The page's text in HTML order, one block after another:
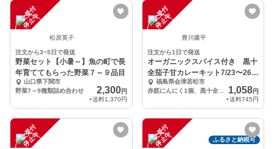
注
文
受
付
停
止
中
松原英子
注文から3~5日で発送
野菜セット【小暑～】魚の町で長
年育ててもらった野菜７～９品目
山口県下関市
野菜7～9種類詰め合わせ
2,300円
+送料1,370円
注
文
受
付
停
止
中
豊川庸平
注文から1日で発送
オーガニックスパイス付き 黒十
全茄子甘カレーキット7/23〜26限
定販売
福島県会津若松市
赤筋にんにく1個、黒十全茄子1〜2個、リオグランデ4〜5個、玉ねぎ1個、他
1,058円
+送料745円
注
文
受
付
停
止
中 注
文
受
付
停
止
中 ふるさと納税可